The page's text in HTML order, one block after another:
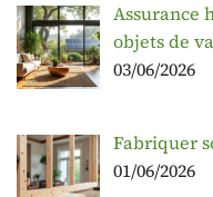
Assurance
objets de
03/06/2026
Fabriquer
01/06/2026